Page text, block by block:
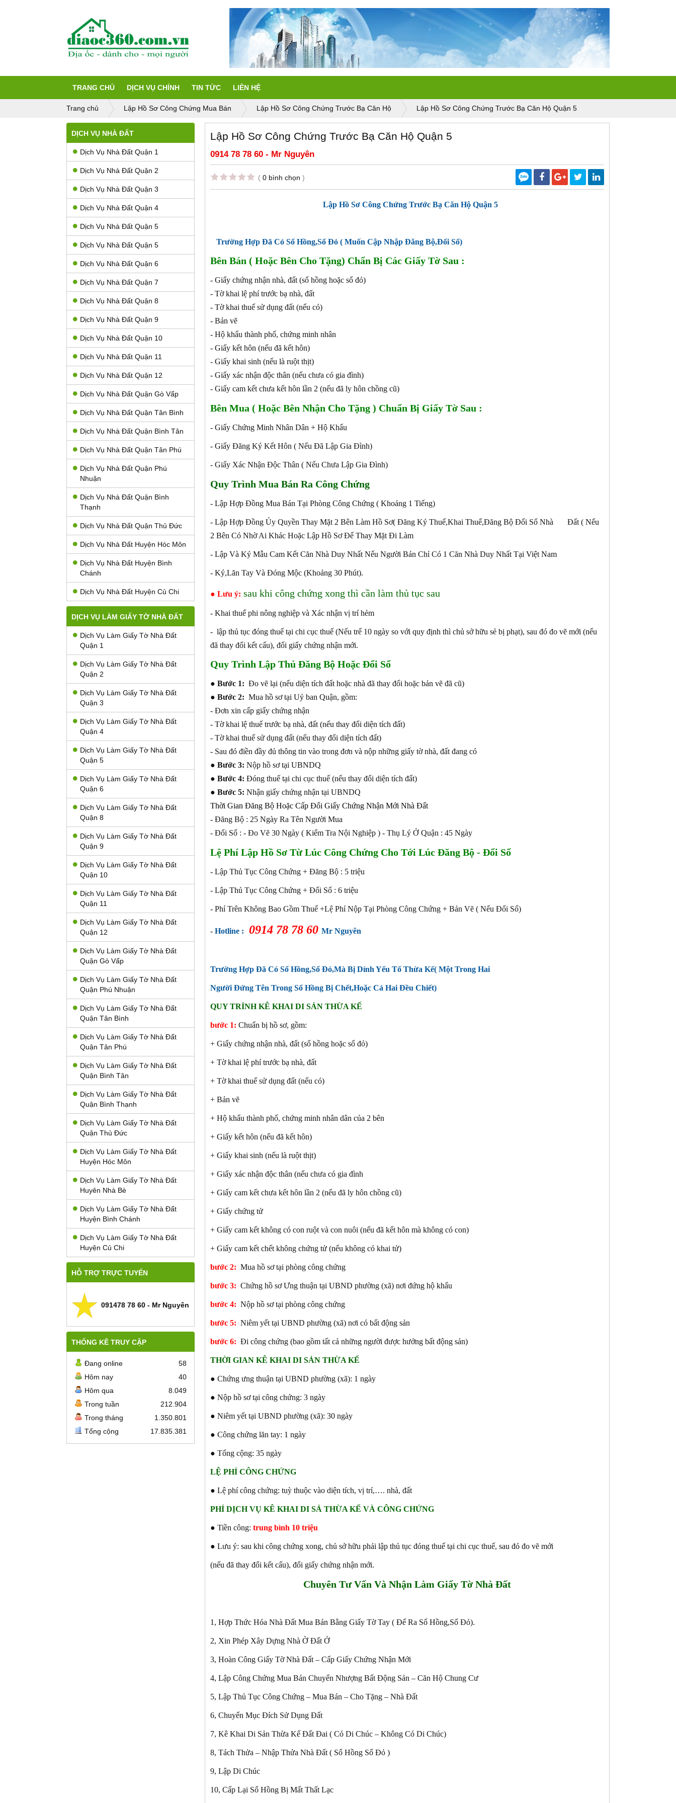
TRANG CHỦ DỊCH VỤ CHÍNH TIN TỨC LIÊN HỆ
Trang chủ Lập Hồ Sơ Công Chứng Mua Bán Lập Hồ Sơ Công Chứng Trước Bạ Căn Hộ Lập Hồ Sơ Công Chứng Trước Bạ Căn Hộ Quận 5
DỊCH VỤ NHÀ ĐẤT
Dịch Vụ Nhà Đất Quận 1
Dịch Vụ Nhà Đất Quận 2
Dịch Vụ Nhà Đất Quận 3
Dịch Vụ Nhà Đất Quận 4
Dịch Vụ Nhà Đất Quận 5
Dịch Vụ Nhà Đất Quận 5
Dịch Vụ Nhà Đất Quận 6
Dịch Vụ Nhà Đất Quận 7
Dịch Vụ Nhà Đất Quận 8
Dịch Vụ Nhà Đất Quận 9
Dịch Vụ Nhà Đất Quận 10
Dịch Vụ Nhà Đất Quận 11
Dịch Vụ Nhà Đất Quận 12
Dịch Vụ Nhà Đất Quận Gò Vấp
Dịch Vụ Nhà Đất Quận Tân Bình
Dịch Vụ Nhà Đất Quận Bình Tân
Dịch Vụ Nhà Đất Quận Tân Phú
Dịch Vụ Nhà Đất Quận Phú
Nhuận
Dịch Vụ Nhà Đất Quận Bình
Thạnh
Dịch Vụ Nhà Đất Quận Thủ Đức
Dịch Vụ Nhà Đất Huyện Hóc Môn
Dịch Vụ Nhà Đất Huyện Bình
Chánh
Dịch Vụ Nhà Đất Huyện Củ Chi
DỊCH VỤ LÀM GIẤY TỜ NHÀ ĐẤT
Dịch Vụ Làm Giấy Tờ Nhà Đất
Quận 1
Dịch Vụ Làm Giấy Tờ Nhà Đất
Quận 2
Dịch Vụ Làm Giấy Tờ Nhà Đất
Quận 3
Dịch Vụ Làm Giấy Tờ Nhà Đất
Quận 4
Dịch Vụ Làm Giấy Tờ Nhà Đất
Quận 5
Dịch Vụ Làm Giấy Tờ Nhà Đất
Quận 6
Dịch Vụ Làm Giấy Tờ Nhà Đất
Quận 8
Dịch Vụ Làm Giấy Tờ Nhà Đất
Quận 9
Dịch Vụ Làm Giấy Tờ Nhà Đất
Quận 10
Dịch Vụ Làm Giấy Tờ Nhà Đất
Quận 11
Dịch Vụ Làm Giấy Tờ Nhà Đất
Quận 12
Dịch Vụ Làm Giấy Tờ Nhà Đất
Quận Gò Vấp
Dịch Vụ Làm Giấy Tờ Nhà Đất
Quận Phú Nhuận
Dịch Vụ Làm Giấy Tờ Nhà Đất
Quận Tân Bình
Dịch Vụ Làm Giấy Tờ Nhà Đất
Quận Tân Phú
Dịch Vụ Làm Giấy Tờ Nhà Đất
Quận Bình Tân
Dịch Vụ Làm Giấy Tờ Nhà Đất
Quận Bình Thạnh
Dịch Vụ Làm Giấy Tờ Nhà Đất
Quận Thủ Đức
Dịch Vụ Làm Giấy Tờ Nhà Đất
Huyện Hóc Môn
Dịch Vụ Làm Giấy Tờ Nhà Đất
Huyên Nhà Bè
Dịch Vụ Làm Giấy Tờ Nhà Đất
Huyện Bình Chánh
Dịch Vụ Làm Giấy Tờ Nhà Đất
Huyện Củ Chi
HỖ TRỢ TRỰC TUYẾN
091478 78 60 - Mr Nguyên
THỐNG KÊ TRUY CẬP
Đang online
58
Hôm nay
40
Hôm qua
8.049
Trong tuần
212.904
Trong tháng
1.350.801
Tổng cộng
17.835.381
Lập Hồ Sơ Công Chứng Trước Bạ Căn Hộ Quận 5
0914 78 78 60 - Mr Nguyên
( 0 bình chọn )
Lập Hồ Sơ Công Chứng Trước Bạ Căn Hộ Quận 5
Trường Hợp Đã Có Sổ Hồng,Sổ Đỏ ( Muốn Cập Nhập Đăng Bộ,Đổi Sổ)
Bên Bán ( Hoặc Bên Cho Tặng) Chẩn Bị Các Giấy Tờ Sau :
- Giấy chứng nhận nhà, đất (sổ hồng hoặc sổ đỏ)
- Tờ khai lệ phí trước bạ nhà, đất
- Tờ khai thuế sử dụng đất (nếu có)
- Bản vẽ
- Hộ khẩu thành phố, chứng minh nhân
- Giấy kết hôn (nếu đã kết hôn)
- Giấy khai sinh (nếu là ruột thịt)
- Giấy xác nhận độc thân (nếu chưa có gia đình)
- Giấy cam kết chưa kết hôn lần 2 (nếu đã ly hôn chồng cũ)
Bên Mua ( Hoặc Bên Nhận Cho Tặng ) Chuẩn Bị Giấy Tờ Sau :
- Giấy Chứng Minh Nhân Dân + Hộ Khẩu
- Giấy Đăng Ký Kết Hôn ( Nếu Đã Lập Gia Đình)
- Giấy Xác Nhận Độc Thân ( Nếu Chưa Lập Gia Đình)
Quy Trình Mua Bán Ra Công Chứng
- Lập Hợp Đồng Mua Bán Tại Phòng Công Chứng ( Khoảng 1 Tiếng)
- Lập Hợp Đồng Ủy Quyền Thay Mặt 2 Bên Làm Hồ Sơ( Đăng Ký Thuế,Khai Thuế,Đăng Bộ Đổi Sổ Nhà Đất ( Nếu
2 Bên Có Nhờ Ai Khác Hoặc Lập Hồ Sơ Để Thay Mặt Đi Làm
- Lập Và Ký Mẫu Cam Kết Căn Nhà Duy Nhất Nếu Người Bán Chỉ Có 1 Căn Nhà Duy Nhất Tại Việt Nam
- Ký,Lăn Tay Và Đóng Mộc (Khoảng 30 Phút).
● Lưu ý: sau khi công chứng xong thì cần làm thủ tục sau
- Khai thuế phi nông nghiệp và Xác nhận vị trí hẻm
- lập thủ tục đóng thuế tại chi cục thuế (Nếu trể 10 ngày so với quy định thì chủ sở hữu sẻ bị phạt), sau đó đo vẽ mới (nếu
đã thay đổi kết cấu), đổi giấy chứng nhận mới.
Quy Trình Lập Thủ Đăng Bộ Hoặc Đổi Sổ
● Bước 1: Đo vẽ lại (nếu diện tích đất hoặc nhà đã thay đổi hoặc bản vẽ đã cũ)
● Bước 2: Mua hồ sơ tại Uỷ ban Quận, gồm:
- Đơn xin cấp giấy chứng nhận
- Tờ khai lệ thuế trước bạ nhà, đất (nếu thay đổi diện tích đất)
- Tờ khai thuế sử dụng đất (nếu thay đổi diện tích đất)
- Sau đó điền đầy đủ thông tin vào trong đơn và nộp những giấy tờ nhà, đất đang có
● Bước 3: Nộp hồ sơ tại UBNDQ
● Bước 4: Đóng thuế tại chi cục thuế (nếu thay đổi diện tích đất)
● Bước 5: Nhận giấy chứng nhận tại UBNDQ
Thời Gian Đăng Bộ Hoặc Cấp Đổi Giấy Chứng Nhận Mới Nhà Đất
- Đăng Bộ : 25 Ngày Ra Tên Người Mua
- Đổi Sổ : - Đo Vẽ 30 Ngày ( Kiểm Tra Nội Nghiệp ) - Thụ Lý Ở Quận : 45 Ngày
Lệ Phí Lập Hồ Sơ Từ Lúc Công Chứng Cho Tới Lúc Đăng Bộ - Đổi Sổ
- Lập Thủ Tục Công Chứng + Đăng Bộ : 5 triệu
- Lập Thủ Tục Công Chứng + Đổi Sổ : 6 triệu
- Phí Trên Không Bao Gồm Thuế +Lệ Phí Nộp Tại Phòng Công Chứng + Bản Vẽ ( Nếu Đổi Sổ)
- Hotline : 0914 78 78 60 Mr Nguyên
Trường Hợp Đã Có Sổ Hồng,Sổ Đỏ,Mà Bị Dính Yếu Tố Thừa Kế( Một Trong Hai
Người Đứng Tên Trong Sổ Hồng Bị Chết,Hoặc Cả Hai Đều Chiết)
QUY TRÌNH KÊ KHAI DI SẢN THỪA KẾ
bước 1: Chuẩn bị hồ sơ, gồm:
+ Giấy chứng nhận nhà, đất (sổ hồng hoặc sổ đỏ)
+ Tờ khai lệ phí trước bạ nhà, đất
+ Tờ khai thuế sử dụng đất (nếu có)
+ Bản vẽ
+ Hộ khẩu thành phố, chứng minh nhân dân của 2 bên
+ Giấy kết hôn (nếu đã kết hôn)
+ Giấy khai sinh (nếu là ruột thịt)
+ Giấy xác nhận độc thân (nếu chưa có gia đình
+ Giấy cam kết chưa kết hôn lần 2 (nếu đã ly hôn chồng cũ)
+ Giấy chứng tử
+ Giấy cam kết không có con ruột và con nuôi (nếu đã kết hôn mà không có con)
+ Giấy cam kết chết không chứng tử (nếu không có khai tử)
bước 2: Mua hồ sơ tại phòng công chứng
bước 3: Chứng hồ sơ Ưng thuận tại UBND phường (xã) nơi đứng hộ khẩu
bước 4: Nộp hồ sơ tại phòng công chứng
bước 5: Niêm yết tại UBND phường (xã) nơi có bất động sản
bước 6: Đi công chứng (bao gồm tất cả những người được hưởng bất động sản)
THỜI GIAN KÊ KHAI DI SẢN THỪA KẾ
● Chứng ưng thuận tại UBND phường (xã): 1 ngày
● Nộp hồ sơ tại công chứng: 3 ngày
● Niêm yết tại UBND phường (xã): 30 ngày
● Công chứng lăn tay: 1 ngày
● Tổng cộng: 35 ngày
LỆ PHÍ CÔNG CHỨNG
● Lệ phí công chứng: tuỳ thuộc vào diện tích, vị trí,…. nhà, đất
PHÍ DỊCH VỤ KÊ KHAI DI SẢ THỪA KẾ VÀ CÔNG CHỨNG
● Tiền công: trung bình 10 triệu
● Lưu ý: sau khi công chứng xong, chủ sở hữu phải lập thủ tục đóng thuế tại chi cục thuế, sau đó đo vẽ mới
(nếu đã thay đổi kết cấu), đổi giấy chứng nhận mới.
Chuyên Tư Vấn Và Nhận Làm Giấy Tờ Nhà Đất
1, Hợp Thức Hóa Nhà Đất Mua Bán Bằng Giấy Tờ Tay ( Để Ra Sổ Hồng,Sổ Đỏ).
2, Xin Phép Xây Dựng Nhà Ờ Đất Ở
3, Hoàn Công Giấy Tờ Nhà Đất – Cấp Giấy Chứng Nhận Mới
4, Lập Công Chứng Mua Bán Chuyển Nhượng Bất Động Sản – Căn Hộ Chung Cư
5, Lập Thủ Tục Công Chứng – Mua Bán – Cho Tặng – Nhà Đất
6, Chuyển Mục Đích Sử Dụng Đất
7, Kê Khai Di Sản Thừa Kế Đất Đai ( Có Di Chúc – Không Có Di Chúc)
8, Tách Thửa – Nhập Thửa Nhà Đất ( Sổ Hồng Sổ Đỏ )
9, Lập Di Chúc
10, Cấp Lại Sổ Hồng Bị Mất Thất Lạc